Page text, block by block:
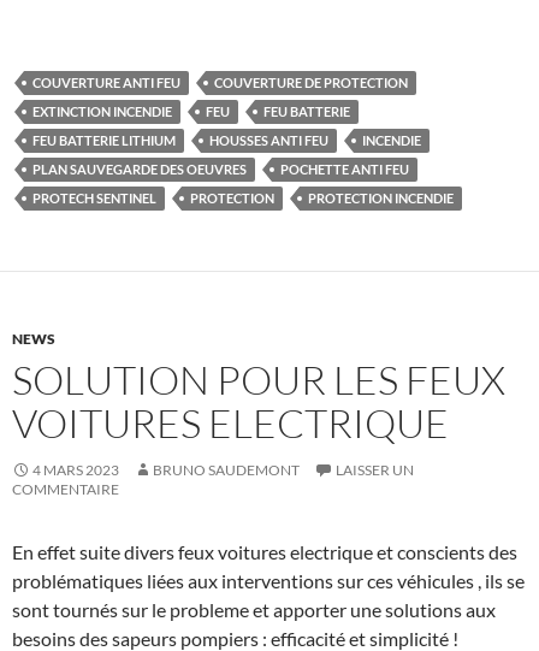
COUVERTURE ANTI FEU
COUVERTURE DE PROTECTION
EXTINCTION INCENDIE
FEU
FEU BATTERIE
FEU BATTERIE LITHIUM
HOUSSES ANTI FEU
INCENDIE
PLAN SAUVEGARDE DES OEUVRES
POCHETTE ANTI FEU
PROTECH SENTINEL
PROTECTION PROTECTION INCENDIE
NEWS
SOLUTION POUR LES FEUX
VOITURES ELECTRIQUE
4 MARS 2023 BRUNO SAUDEMONT
LAISSER UN
COMMENTAIRE
En effet suite divers feux voitures electrique et conscients des
problématiques liées aux interventions sur ces véhicules , ils se
sont tournés sur le probleme et apporter une solutions aux
besoins des sapeurs pompiers : efficacité et simplicité !